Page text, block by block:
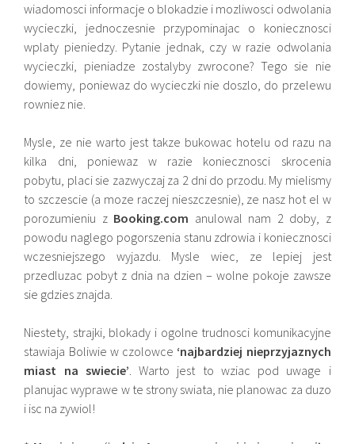
wiadomosci informacje o blokadzie i mozliwosci odwolania
wycieczki, jednoczesnie przypominajac o koniecznosci
wplaty pieniedzy. Pytanie jednak, czy w razie odwolania
wycieczki, pieniadze zostalyby zwrocone? Tego sie nie
dowiemy, poniewaz do wycieczki nie doszlo, do przelewu
rowniez nie.
Mysle, ze nie warto jest takze bukowac hotelu od razu na
kilka dni, poniewaz w razie koniecznosci skrocenia
pobytu, placi sie zazwyczaj za 2 dni do przodu. My mielismy
to szczescie (a moze raczej nieszczesnie), ze nasz hot el w
porozumieniu z Booking.com anulowal nam 2 doby, z
powodu naglego pogorszenia stanu zdrowia i koniecznosci
wczesniejszego wyjazdu. Mysle wiec, ze lepiej jest
przedluzac pobyt z dnia na dzien – wolne pokoje zawsze
sie gdzies znajda.
Niestety, strajki, blokady i ogolne trudnosci komunikacyjne
stawiaja Boliwie w czolowce ‘najbardziej nieprzyjaznych
miast na swiecie’. Warto jest to wziac pod uwage i
planujac wyprawe w te strony swiata, nie planowac za duzo
i isc na zywiol!